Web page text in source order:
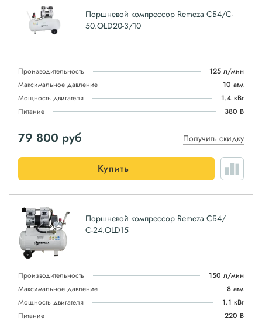
Поршневой компрессор Remeza СБ4/C-
50.OLD20-3/10
Производительность
125 л/мин
Максимальное давление
10 атм
Мощность двигателя
1.4 кВт
Питание
380 В
79 800 руб Получить скидку
Купить
Поршневой компрессор Remeza СБ4/
С-24.OLD15
Производительность
150 л/мин
Максимальное давление
8 атм
Мощность двигателя
1.1 кВт
Питание
220 В